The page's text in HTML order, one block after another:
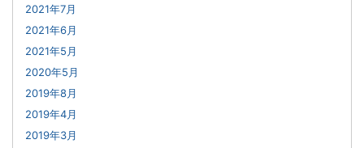
2021年7月
2021年6月
2021年5月
2020年5月
2019年8月
2019年4月
2019年3月